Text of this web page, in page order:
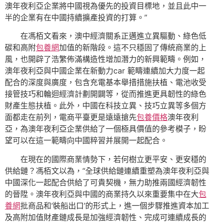
澳年夜利亞企業將中國視為優先的投資目標地，並且此中一
半的企業有在中國持續擴產投資的打算。”
在馮栢文看來，澳中經濟關系正邁進立異驅動、綠色低
碳和高附包養網加值的新階段。這不只穩固了傳統商業的上
風，也開辟了浩繁佈滿構造性增加潛力的新興範疇。例如，
澳年夜利亞與中國企業在新動力car 範疇連續加大力度一起
配合的深度與廣度，包含充電基本舉措措施扶植、電池收受
接管技巧和輪迴經濟計劃開闢等，從而推進更具韌性的綠色
財產生態扶植。此外，中國在科技立異、技巧立異等多個方
面都走在前列，電商平臺更是遠遠搶先包養價格澳年夜利
亞，為澳年夜利亞企業供給了一個極具價值的參考模子，盼
望可以在這一範疇向中國粹習并展開一起配合。
在現在的國際商業情勢下，若何樹立更平安、更安穩的
供給鏈？馮栢文以為，“全球供給鏈連續重塑為澳年夜利亞與
中國深化一起配合供給了可貴契機，無力助推兩國經濟韌性
的晉陞。澳年夜利亞與中國的商業持久以來重要集中在大包
養網批商品和‘裝船出口’的形式上，進一個步驟推進資本加工
及高附加值財產鏈成長是加強經濟韌性、完成可連續成長的